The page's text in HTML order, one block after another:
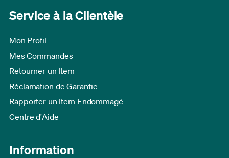
Service à la Clientèle
Mon Profil
Mes Commandes
Retourner un Item
Réclamation de Garantie
Rapporter un Item Endommagé
Centre d'Aide
Information